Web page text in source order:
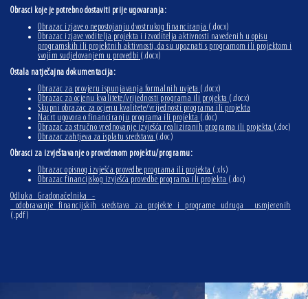
Obrasci koje je potrebno dostaviti prije ugovaranja:
Obrazac izjave o nepostojanju dvostrukog financiranja (.docx)
Obrazac izjave voditelja projekta i izvoditelja aktivnosti navedenih u opisu
programskih ili projektnih aktivnosti, da su upoznati s programom ili projektom i
svojim sudjelovanjem u provedbi (.docx)
Ostala natječajna dokumentacija:
Obrazac za provjeru ispunjavanja formalnih uvjeta (.docx)
Obrazac za ocjenu kvalitete/vrijednosti programa ili projekta (.docx)
Skupni obrazac za ocjenu kvalitete/vrijednosti programa ili projekta
Nacrt ugovora o financiranju programa ili projekta (.doc)
Obrazac za stručno vrednovanje izvješća realiziranih programa ili projekta (.doc)
Obrazac zahtjeva za isplatu sredstava (.doc)
Obrasci za izvještavanje o provedenom projektu/programu:
Obrazac opisnog izvješća provedbe programa ili projekta (.xls)
Obrazac financijskog izvješća provedbe programa ili projekta (.doc)
Odluka_Gradonačelnika_-
_odobravanje_financijskih_sredstava_za_projekte_i_programe_udruga__usmjerenih
(.pdf)